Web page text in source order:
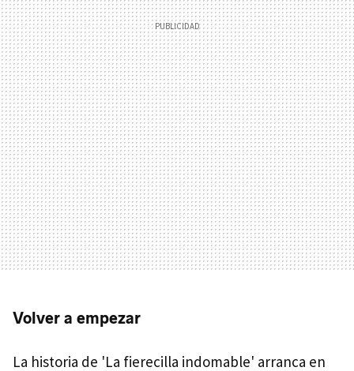
Volver a empezar
La historia de 'La fierecilla indomable' arranca en